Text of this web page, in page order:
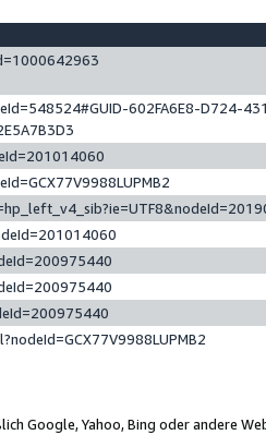
602FA6E8-D724-
Google, Yahoo, Bing oder andere